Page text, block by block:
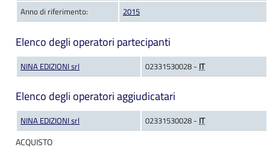
Anno di riferimento:
2015
Elenco degli operatori partecipanti
NINA EDIZIONI srl 02331530028 - IT
Elenco degli operatori aggiudicatari
NINA EDIZIONI srl 02331530028 - IT
ACQUISTO